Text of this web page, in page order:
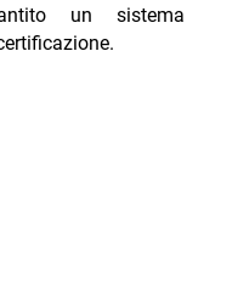
un sistema